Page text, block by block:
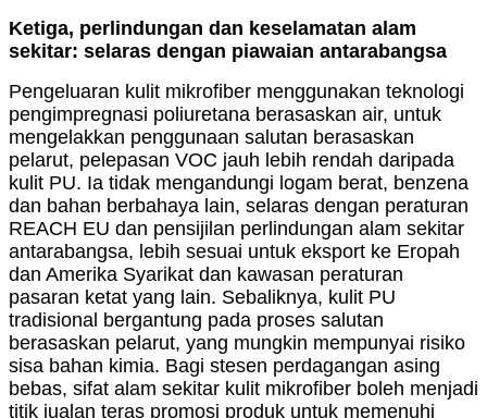
Ketiga, perlindungan dan keselamatan alam
sekitar: selaras dengan piawaian antarabangsa
Pengeluaran kulit mikrofiber menggunakan teknologi
pengimpregnasi poliuretana berasaskan air, untuk
mengelakkan penggunaan salutan berasaskan
pelarut, pelepasan VOC jauh lebih rendah daripada
kulit PU. Ia tidak mengandungi logam berat, benzena
dan bahan berbahaya lain, selaras dengan peraturan
REACH EU dan pensijilan perlindungan alam sekitar
antarabangsa, lebih sesuai untuk eksport ke Eropah
dan Amerika Syarikat dan kawasan peraturan
pasaran ketat yang lain. Sebaliknya, kulit PU
tradisional bergantung pada proses salutan
berasaskan pelarut, yang mungkin mempunyai risiko
sisa bahan kimia. Bagi stesen perdagangan asing
bebas, sifat alam sekitar kulit mikrofiber boleh menjadi
titik jualan teras promosi produk untuk memenuhi